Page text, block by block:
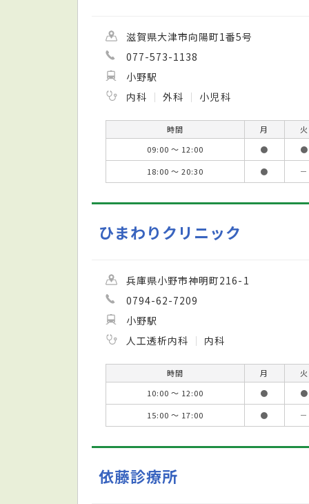
滋賀県大津市向陽町1番5号
077-573-1138
小野駅
内科
外科 小児科
時間 月 火
09:00 ～ 12:00
● ●
18:00 ～ 20:30
● －
ひまわりクリニック
兵庫県小野市神明町216-1
0794-62-7209
小野駅
人工透析内科
内科
時間 月 火
10:00 ～ 12:00
● ●
15:00 ～ 17:00
● －
依藤診療所